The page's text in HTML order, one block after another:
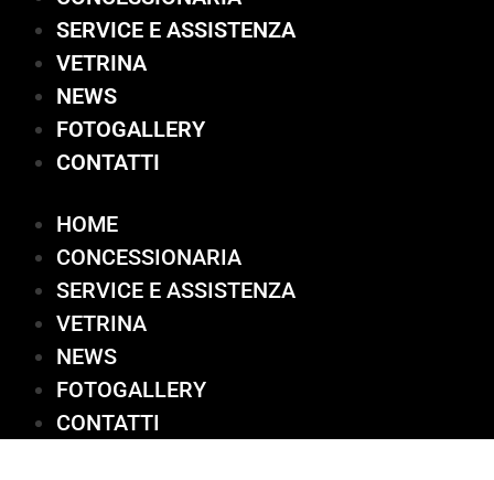
SERVICE E ASSISTENZA
VETRINA
NEWS
FOTOGALLERY
CONTATTI
HOME
CONCESSIONARIA
SERVICE E ASSISTENZA
VETRINA
NEWS
FOTOGALLERY
CONTATTI